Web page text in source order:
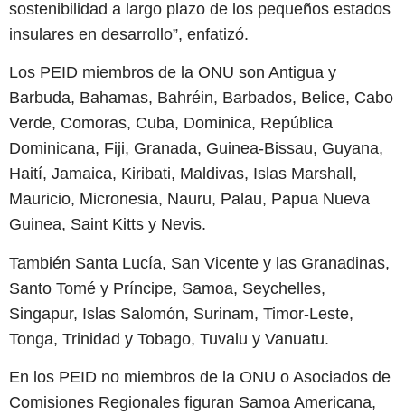
sostenibilidad a largo plazo de los pequeños estados
insulares en desarrollo”, enfatizó.
Los PEID miembros de la ONU son Antigua y
Barbuda, Bahamas, Bahréin, Barbados, Belice, Cabo
Verde, Comoras, Cuba, Dominica, República
Dominicana, Fiji, Granada, Guinea-Bissau, Guyana,
Haití, Jamaica, Kiribati, Maldivas, Islas Marshall,
Mauricio, Micronesia, Nauru, Palau, Papua Nueva
Guinea, Saint Kitts y Nevis.
También Santa Lucía, San Vicente y las Granadinas,
Santo Tomé y Príncipe, Samoa, Seychelles,
Singapur, Islas Salomón, Surinam, Timor-Leste,
Tonga, Trinidad y Tobago, Tuvalu y Vanuatu.
En los PEID no miembros de la ONU o Asociados de
Comisiones Regionales figuran Samoa Americana,